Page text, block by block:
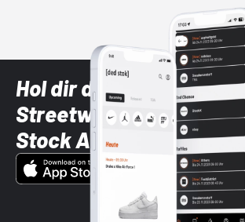
Hol dir die neuesten
Streetwear-Brands mit
Stock App